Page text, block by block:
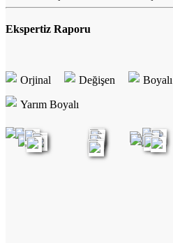
Ekspertiz Raporu
Orjinal Değişen Boyalı
Yarım Boyalı